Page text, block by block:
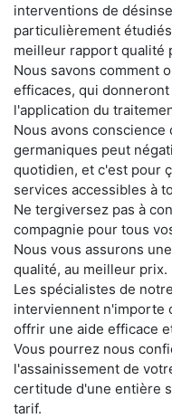
interventions de
particulièrement
meilleur rapport qualité
Nous savons comment
efficaces, qui
l'application du
Nous avons conscience
germaniques peut
quotidien, et c'est pour
services accessibles à
Ne tergiversez pas à
compagnie pour tous
Nous vous assurons
qualité, au meilleur prix.
Les spécialistes de
interviennent n'importe
offrir une aide efficace
Vous pourrez nous
l'assainissement de
certitude d'une entière
tarif.